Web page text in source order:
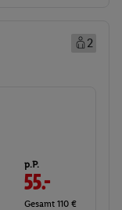
2
p.P.
55.-
Gesamt 110 €